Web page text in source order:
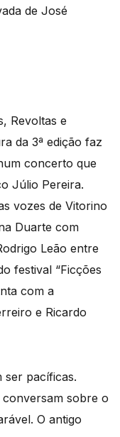
de José
Revoltas e
da 3ª edição faz
concerto que
Júlio Pereira.
vozes de Vitorino
Duarte com
Leão entre
festival “Ficções
com a
e Ricardo
ser pacíficas.
sobre o
O antigo